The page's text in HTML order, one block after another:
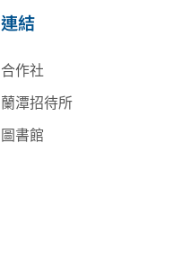
連結
合作社
蘭潭招待所
圖書館